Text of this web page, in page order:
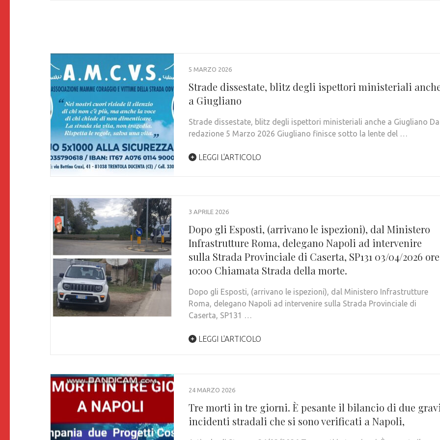
5 MARZO 2026
Strade dissestate, blitz degli ispettori ministeriali
a Giugliano
Strade dissestate, blitz degli ispettori ministeriali anche a Giugliano Da
redazione 5 Marzo 2026 Giugliano finisce sotto la lente del …
LEGGI L'ARTICOLO
3 APRILE 2026
Dopo gli Esposti, (arrivano le ispezioni), dal Ministero
Infrastrutture Roma, delegano Napoli ad intervenire
sulla Strada Provinciale di Caserta, SP131 03/04/2026 ore
10:00 Chiamata Strada della morte.
Dopo gli Esposti, (arrivano le ispezioni), dal Ministero Infrastrutture
Roma, delegano Napoli ad intervenire sulla Strada Provinciale di
Caserta, SP131 …
LEGGI L'ARTICOLO
24 MARZO 2026
Tre morti in tre giorni. È pesante il bilancio di due
incidenti stradali che si sono verificati a Napoli,